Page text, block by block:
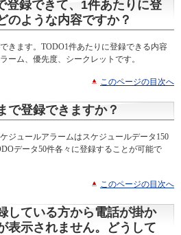
登録できて、1件あたりに登
のような内容ですか？
きます。TODO1件あたりに登録できる内容
ーム、優先度、シークレットです。
このページの目次へ
で登録できますか？
ジュールアラームはスケジュールデータ150
データ50件各々に登録することが可能で
このページの目次へ
している方から電話が掛か
表示されません。どうして